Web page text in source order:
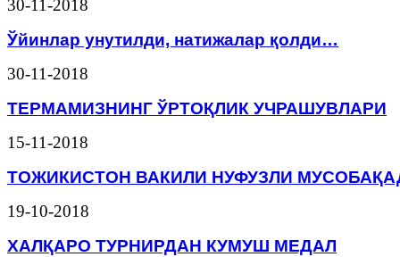
30-11-2018
Ўйинлар унутилди, натижалар қолди…
30-11-2018
ТЕРМАМИЗНИНГ ЎРТОҚЛИК УЧРАШУВЛАРИ
15-11-2018
ТОЖИКИСТОН ВАКИЛИ НУФУЗЛИ
19-10-2018
ХАЛҚАРО ТУРНИРДАН КУМУШ МЕДАЛ